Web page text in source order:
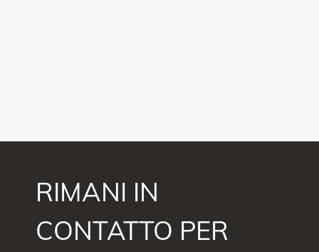
RIMANI IN
CONTATTO PER